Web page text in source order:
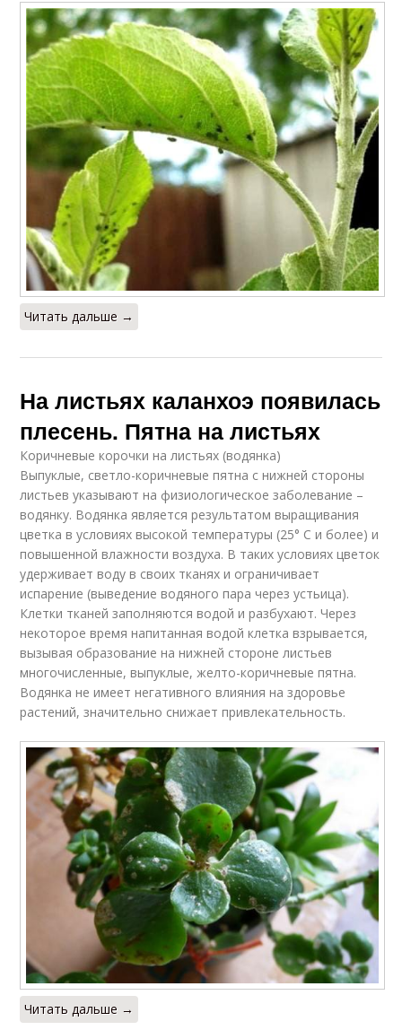
Читать дальше →
На листьях каланхоэ появилась
плесень. Пятна на листьях
Коричневые корочки на листьях (водянка)
Выпуклые, светло-коричневые пятна с нижней стороны
листьев указывают на физиологическое заболевание –
водянку. Водянка является результатом выращивания
цветка в условиях высокой температуры (25° C и более) и
повышенной влажности воздуха. В таких условиях цветок
удерживает воду в своих тканях и ограничивает
испарение (выведение водяного пара через устьица).
Клетки тканей заполняются водой и разбухают. Через
некоторое время напитанная водой клетка взрывается,
вызывая образование на нижней стороне листьев
многочисленные, выпуклые, желто-коричневые пятна.
Водянка не имеет негативного влияния на здоровье
растений, значительно снижает привлекательность.
Читать дальше →